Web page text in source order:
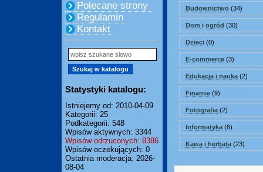
Polecane strony
Regulamin
Kontakt
Statystyki katalogu:
Istniejemy od: 2010-04-09
Kategorii: 25
Podkategorii: 548
Wpisów aktywnych: 3344
Wpisów odrzuconych: 8386
Wpisów oczekujących: 0
Ostatnia moderacja: 2026-
08-04
Budownictwo (34)
Dom i ogród (30)
Dzieci (0)
E-commerce (3)
Edukacja i nauka (2)
Finanse (9)
Fotografia (2)
Informatyka (8)
Kawa i herbata (23)